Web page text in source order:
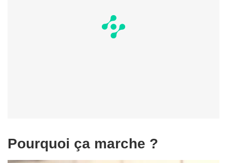
Pourquoi ça marche ?